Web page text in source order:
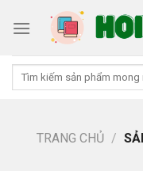
Tìm
TRANG CHỦ /